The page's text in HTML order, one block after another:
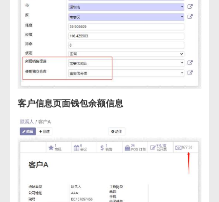
客户信息页面钱包余额信息